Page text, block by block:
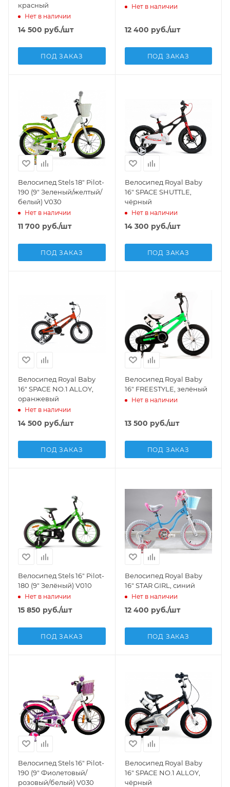
красный
Нет в наличии
14 500 руб./шт
ПОД ЗАКАЗ
Нет в наличии
12 400 руб./шт
ПОД ЗАКАЗ
Велосипед Stels 18" Pilot-
190 (9" Зеленый/желтый/
белый) V030
Нет в наличии
11 700 руб./шт
ПОД ЗАКАЗ
Велосипед Royal Baby
16" SPACE SHUTTLE,
чёрный
Нет в наличии
14 300 руб./шт
ПОД ЗАКАЗ
Велосипед Royal Baby
16" SPACE NO.1 ALLOY,
оранжевый
Нет в наличии
14 500 руб./шт
ПОД ЗАКАЗ
Велосипед Royal Baby
16" FREESTYLE, зелёный
Нет в наличии
13 500 руб./шт
ПОД ЗАКАЗ
Велосипед Stels 16" Pilot-
180 (9" Зелёный) V010
Нет в наличии
15 850 руб./шт
ПОД ЗАКАЗ
Велосипед Royal Baby
16" STAR GIRL, синий
Нет в наличии
12 400 руб./шт
ПОД ЗАКАЗ
Велосипед Stels 16" Pilot-
190 (9" Фиолетовый/
розовый/белый) V030
Велосипед Royal Baby
16" SPACE NO.1 ALLOY,
чёрный